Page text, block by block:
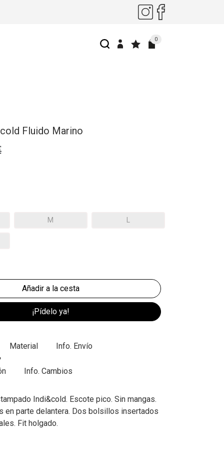
0
Fluido Marino
M
¡Pídelo ya!
Material Info. Envío
Info. Cambios
Indi&cold. Escote pico. Sin mangas.
en parte delantera. Dos bolsillos insertados
Fit holgado.